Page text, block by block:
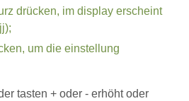
drücken, im display erscheint
um die einstellung
tasten + oder - erhöht oder